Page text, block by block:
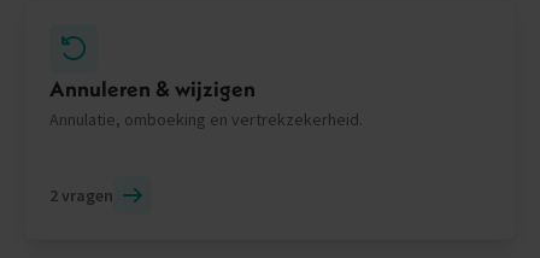
Annuleren & wijzigen
Annulatie, omboeking en vertrekzekerheid.
2 vragen